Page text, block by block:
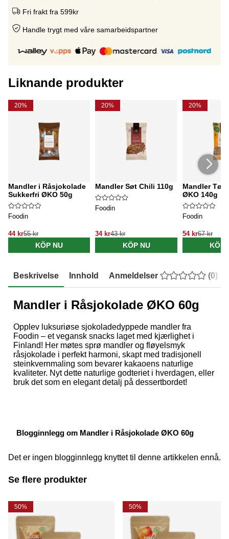
Fri frakt fra 599kr
Handle trygt med våre samarbeidspartner
Liknande produkter
20%
Mandler i Råsjokolade
Sukkerfri ØKO 50g
Foodin
44 kr55 kr
KÖP NU
20%
Mandler Søt Chili 110g
Foodin
34 kr43 kr
KÖP NU
20%
Mandler
ØKO 140g
Foodin
54 kr67 kr
KÖP
Beskrivelse Innhold Anmeldelser (0)
Mandler i Råsjokolade ØKO 60g
Opplev luksuriøse sjokoladedyppede mandler fra
Foodin – et vegansk snacks laget med kjærlighet i
Finland! Her møtes sprø mandler og fløyelsmyk
råsjokolade i perfekt harmoni, skapt med tradisjonell
steinkvernmaling som bevarer kakaoens naturlige
kvaliteter. Nyt dette naturlige godteriet i hverdagen, eller
bruk det som en elegant detalj på dessertbordet!
Blogginnlegg om Mandler i Råsjokolade ØKO 60g
Det er ingen blogginnlegg knyttet til denne artikkelen ennå.
Se flere produkter
50% 50%